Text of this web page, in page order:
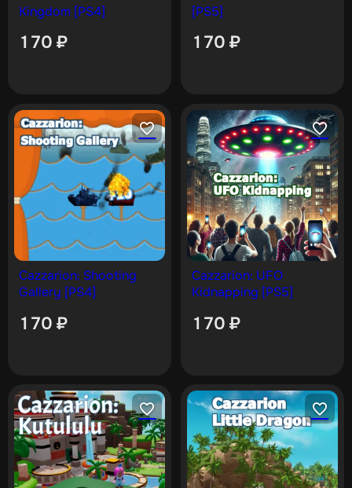
Kingdom [PS4]
170 ₽
[PS5]
170 ₽
Cazzarion: Shooting
Gallery [PS4]
170 ₽
Cazzarion: UFO
Kidnapping [PS5]
170 ₽